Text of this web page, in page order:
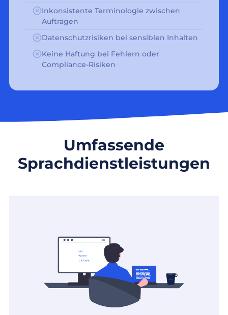
Inkonsistente Terminologie zwischen
Aufträgen
Datenschutzrisiken bei sensiblen Inhalten
Keine Haftung bei Fehlern oder
Compliance-Risiken
Umfassende
Sprachdienstleistungen